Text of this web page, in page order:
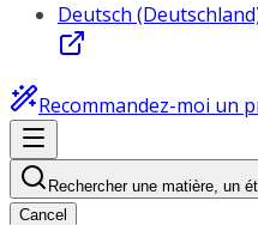
Deutsch
Recommandez-moi un
Rechercher une matière, un
Cancel